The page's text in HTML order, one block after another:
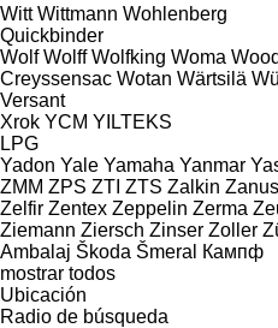
Witt Wittmann Wohlenberg
Quickbinder
Wolf Wolff Wolfking Woma
Creyssensac Wotan Wärtsilä
Versant
Xrok YCM YILTEKS
LPG
Yadon Yale Yamaha Yanmar
ZMM ZPS ZTI ZTS Zalkin
Zelfir Zentex Zeppelin Zerma
Ziemann Ziersch Zinser Zoller
Ambalaj Škoda Šmeral
Кампф
mostrar todos
Ubicación
Radio de búsqueda